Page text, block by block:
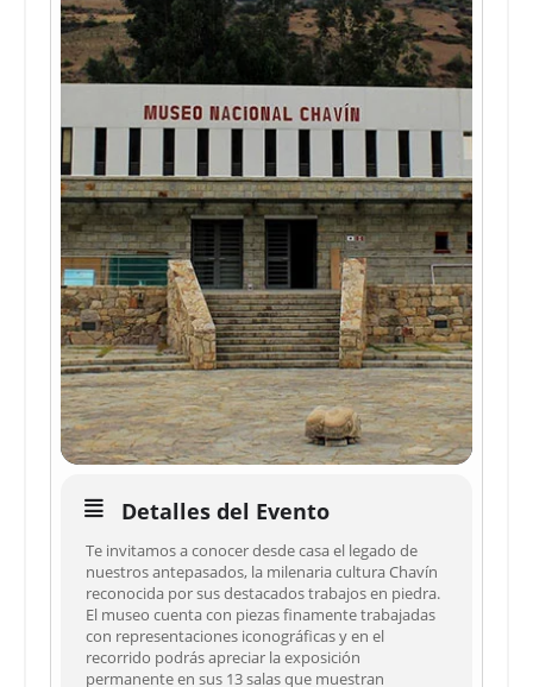
Detalles del Evento
Te invitamos a conocer desde casa el legado de
nuestros antepasados, la milenaria cultura Chavín
reconocida por sus destacados trabajos en piedra.
El museo cuenta con piezas finamente trabajadas
con representaciones iconográficas y en el
recorrido podrás apreciar la exposición
permanente en sus 13 salas que muestran